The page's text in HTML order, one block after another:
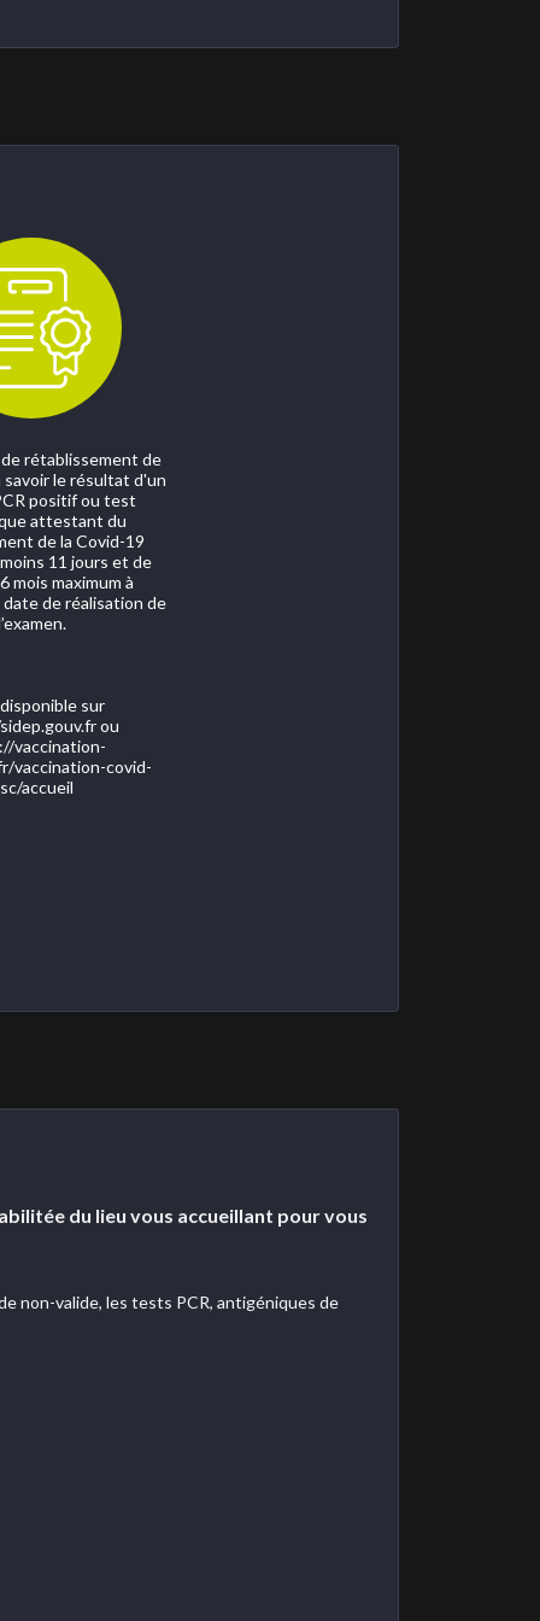
rétablissement de
savoir le résultat d'un
positif ou test
attestant du
de la Covid-19
11 jours et de
mois maximum à
de réalisation de
sur
ou
vaccination-
vaccination-covid-
accueil
du lieu vous accueillant pour vous
non-valide, les tests PCR, antigéniques de